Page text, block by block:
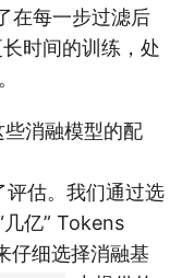
在每一步过滤后
时间的训练，处
消融模型的配
评估。我们通过选
亿” Tokens
仔细选择消融基